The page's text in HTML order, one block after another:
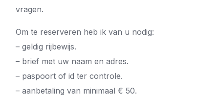
vragen.
Om te reserveren heb ik van u nodig:
– geldig rijbewijs.
– brief met uw naam en adres.
– paspoort of id ter controle.
– aanbetaling van minimaal € 50.